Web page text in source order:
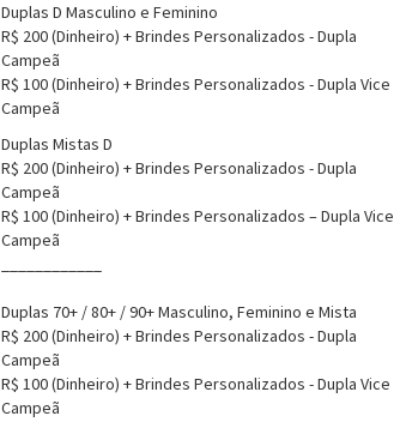
Duplas D Masculino e Feminino
R$ 200 (Dinheiro) + Brindes Personalizados - Dupla
Campeã
R$ 100 (Dinheiro) + Brindes Personalizados - Dupla Vice
Campeã
Duplas Mistas D
R$ 200 (Dinheiro) + Brindes Personalizados - Dupla
Campeã
R$ 100 (Dinheiro) + Brindes Personalizados – Dupla Vice
Campeã
Duplas 70+ / 80+ / 90+ Masculino, Feminino e Mista
R$ 200 (Dinheiro) + Brindes Personalizados - Dupla
Campeã
R$ 100 (Dinheiro) + Brindes Personalizados - Dupla Vice
Campeã